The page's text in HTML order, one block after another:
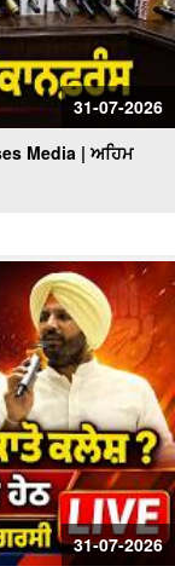
31-07-2026
Media | ਅਹਿਮ
31-07-2026